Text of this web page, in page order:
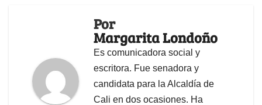
Por
Margarita Londoño
Es comunicadora social y
escritora. Fue senadora y
candidata para la Alcaldía de
Cali en dos ocasiones. Ha